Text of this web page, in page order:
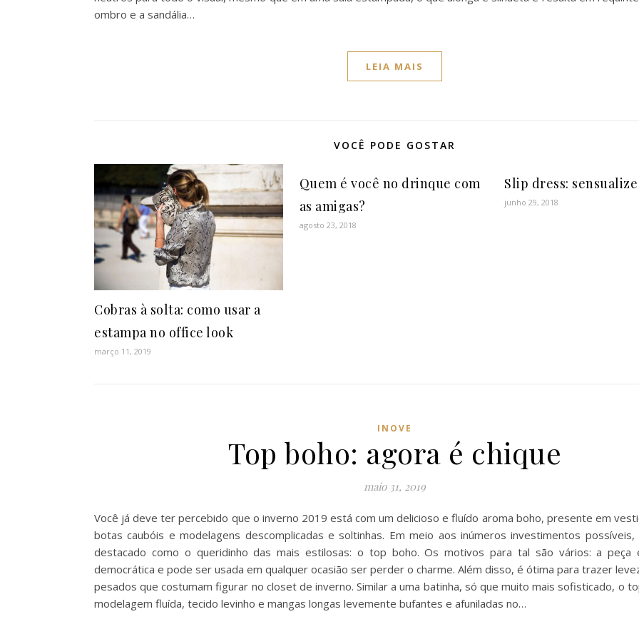
ombro e a sandália…
LEIA MAIS
VOCÊ PODE GOSTAR
Cobras à solta: como usar a
estampa no office look
março 11, 2019
Quem é você no drinque com
as amigas?
agosto 23, 2018
Slip dress:
junho 29, 2018
INOVE
Top boho: agora é chique
maio 31, 2019
Você já deve ter percebido que o inverno 2019 está com um delicioso e fluído aroma boho, presente em
botas caubóis e modelagens descomplicadas e soltinhas. Em meio aos inúmeros investimentos
destacado como o queridinho das mais estilosas: o top boho. Os motivos para tal são vários: a peça
democrática e pode ser usada em qualquer ocasião ser perder o charme. Além disso, é ótima para trazer
pesados que costumam figurar no closet de inverno. Similar a uma batinha, só que muito mais sofisticado, o
modelagem fluída, tecido levinho e mangas longas levemente bufantes e afuniladas no…